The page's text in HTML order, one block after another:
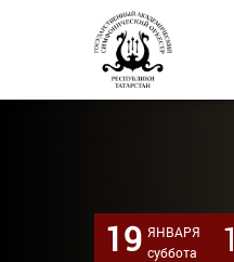
19 ЯНВАРЯ
суббота